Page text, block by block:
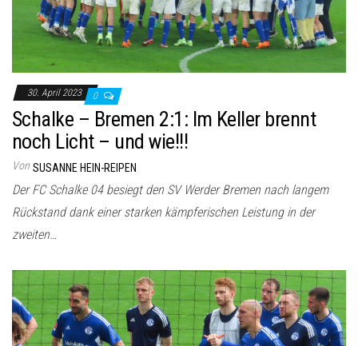
30. April 2023 0
Schalke – Bremen 2:1: Im Keller brennt
noch Licht – und wie!!!
Von SUSANNE HEIN-REIPEN
Der FC Schalke 04 besiegt den SV Werder Bremen nach langem
Rückstand dank einer starken kämpferischen Leistung in der
zweiten…